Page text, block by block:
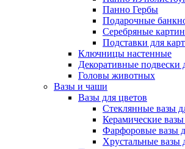
Панно Гербы
Подарочные
Серебряные
Подставки для
Ключницы настенные
Декоративные подвески
Головы животных
Вазы и чаши
Вазы для цветов
Стеклянные вазы
Керамические
Фарфоровые вазы
Хрустальные вазы